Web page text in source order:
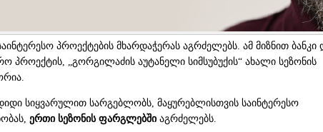
პროექტების მხარდაჭერას აგრძელებს. ამ მიზნით
პროექტის, „გორგილაძის აუტანელი სიმსუბუქის“ ახალი სეზონის
სიყვარულით სარგებლობს, მაყურებლისთვის საინტერესო
ერთი სეზონის ფარგლებში აგრძელებს.